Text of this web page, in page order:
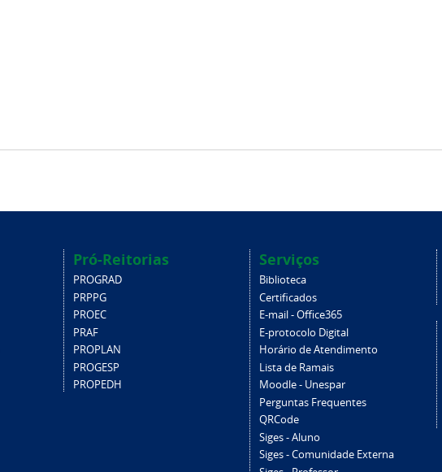
Pró-Reitorias
PROGRAD
PRPPG
PROEC
PRAF
PROPLAN
PROGESP
PROPEDH
Serviços
Biblioteca
Certificados
E-mail - Office365
E-protocolo Digital
Horário de Atendimento
Lista de Ramais
Moodle - Unespar
Perguntas Frequentes
QRCode
Siges - Aluno
Siges - Comunidade Externa